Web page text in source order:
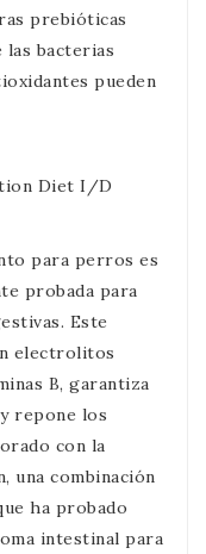
prebióticas
bacterias
pueden
Diet I/D
para perros es
probada para
Este
electrolitos
B, garantiza
repone los
con la
una combinación
ha probado
intestinal para